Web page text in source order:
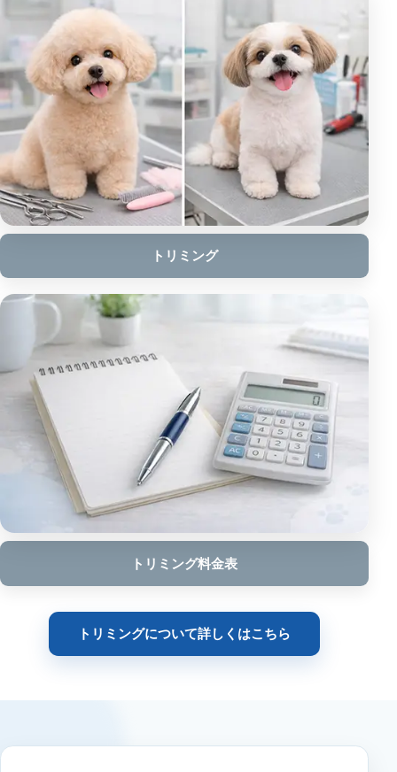
トリミング
トリミング料金表
トリミングについて詳しくはこちら